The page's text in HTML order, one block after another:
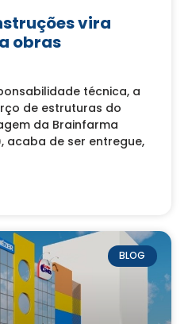
vira
obras
técnica, a
de estruturas do
da Brainfarma
acaba de ser entregue,
BLOG